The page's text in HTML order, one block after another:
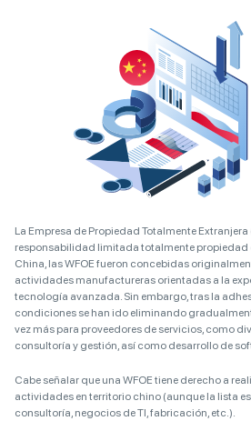
La Empresa de Propiedad Totalmente
responsabilidad limitada totalmente propiedad
China, las WFOE fueron concebidas
actividades manufactureras orientadas a la
tecnología avanzada. Sin embargo, tras la
condiciones se han ido eliminando
vez más para proveedores de servicios, como
consultoría y gestión, así como desarrollo de
Cabe señalar que una WFOE tiene derecho a
actividades en territorio chino (aunque la lista
consultoría, negocios de TI, fabricación, etc.).